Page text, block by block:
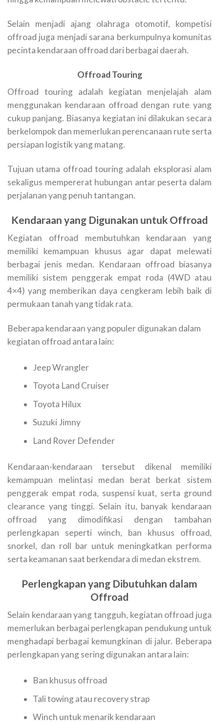
Selain menjadi ajang olahraga otomotif, kompetisi
offroad juga menjadi sarana berkumpulnya komunitas
pecinta kendaraan offroad dari berbagai daerah.
Offroad Touring
Offroad touring adalah kegiatan menjelajah alam
menggunakan kendaraan offroad dengan rute yang
cukup panjang. Biasanya kegiatan ini dilakukan secara
berkelompok dan memerlukan perencanaan rute serta
persiapan logistik yang matang.
Tujuan utama offroad touring adalah eksplorasi alam
sekaligus mempererat hubungan antar peserta dalam
perjalanan yang penuh tantangan.
Kendaraan yang Digunakan untuk Offroad
Kegiatan offroad membutuhkan kendaraan yang
memiliki kemampuan khusus agar dapat melewati
berbagai jenis medan. Kendaraan offroad biasanya
memiliki sistem penggerak empat roda (4WD atau
4×4) yang memberikan daya cengkeram lebih baik di
permukaan tanah yang tidak rata.
Beberapa kendaraan yang populer digunakan dalam
kegiatan offroad antara lain:
Jeep Wrangler
Toyota Land Cruiser
Toyota Hilux
Suzuki Jimny
Land Rover Defender
Kendaraan-kendaraan tersebut dikenal memiliki
kemampuan melintasi medan berat berkat sistem
penggerak empat roda, suspensi kuat, serta ground
clearance yang tinggi. Selain itu, banyak kendaraan
offroad yang dimodifikasi dengan tambahan
perlengkapan seperti winch, ban khusus offroad,
snorkel, dan roll bar untuk meningkatkan performa
serta keamanan saat berkendara di medan ekstrem.
Perlengkapan yang Dibutuhkan dalam
Offroad
Selain kendaraan yang tangguh, kegiatan offroad juga
memerlukan berbagai perlengkapan pendukung untuk
menghadapi berbagai kemungkinan di jalur. Beberapa
perlengkapan yang sering digunakan antara lain:
Ban khusus offroad
Tali towing atau recovery strap
Winch untuk menarik kendaraan